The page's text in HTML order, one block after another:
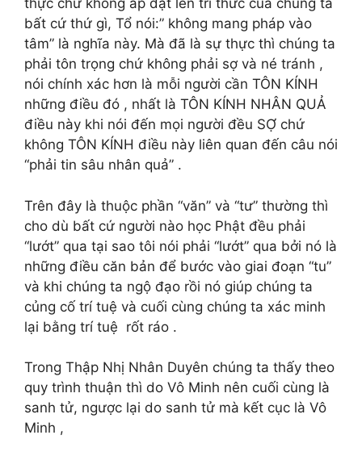
thực chứ không áp đặt lên tri thức của chúng ta
bất cứ thứ gì, Tổ nói:” không mang pháp vào
tâm” là nghĩa này. Mà đã là sự thực thì chúng ta
phải tôn trọng chứ không phải sợ và né tránh ,
nói chính xác hơn là mỗi người cần TÔN KÍNH
những điều đó , nhất là TÔN KÍNH NHÂN QUẢ
điều này khi nói đến mọi người đều SỢ chứ
không TÔN KÍNH điều này liên quan đến câu nói
“phải tin sâu nhân quả” .
Trên đây là thuộc phần “văn” và “tư” thường thì
cho dù bất cứ người nào học Phật đều phải
“lướt” qua tại sao tôi nói phải “lướt” qua bởi nó là
những điều căn bản để bước vào giai đoạn “tu”
và khi chúng ta ngộ đạo rồi nó giúp chúng ta
củng cố trí tuệ và cuối cùng chúng ta xác minh
lại bằng trí tuệ rốt ráo .
Trong Thập Nhị Nhân Duyên chúng ta thấy theo
quy trình thuận thì do Vô Minh nên cuối cùng là
sanh tử, ngược lại do sanh tử mà kết cục là Vô
Minh ,